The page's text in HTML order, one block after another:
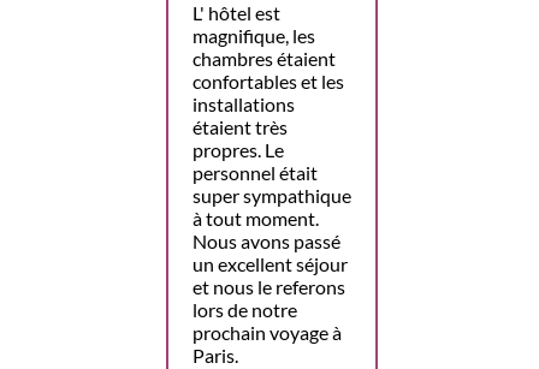
L' hôtel est
magnifique, les
chambres étaient
confortables et les
installations
étaient très
propres. Le
personnel était
super sympathique
à tout moment.
Nous avons passé
un excellent séjour
et nous le referons
lors de notre
prochain voyage à
Paris.